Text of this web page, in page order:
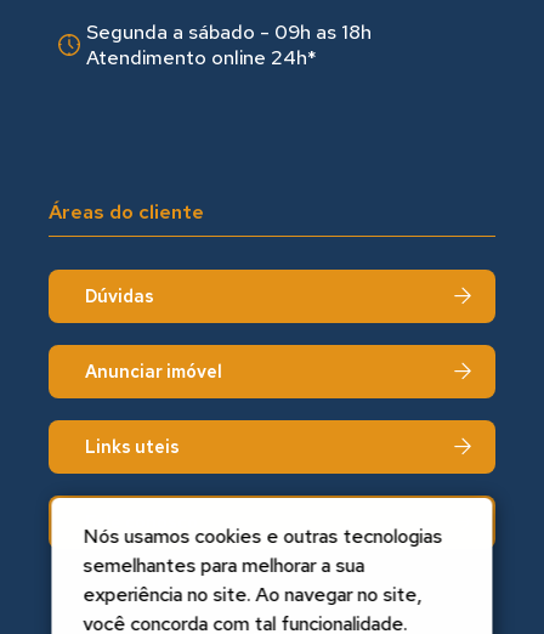
Segunda a sábado - 09h as 18hㅤㅤ
Atendimento online 24h*
Áreas do cliente
Dúvidas
Anunciar imóvel
Links uteis
Nós usamos cookies e outras tecnologias
semelhantes para melhorar a sua
experiência no site. Ao navegar no site,
você concorda com tal funcionalidade.